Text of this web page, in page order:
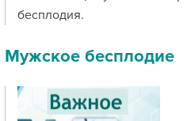
бесплодия.
Мужское бесплодие